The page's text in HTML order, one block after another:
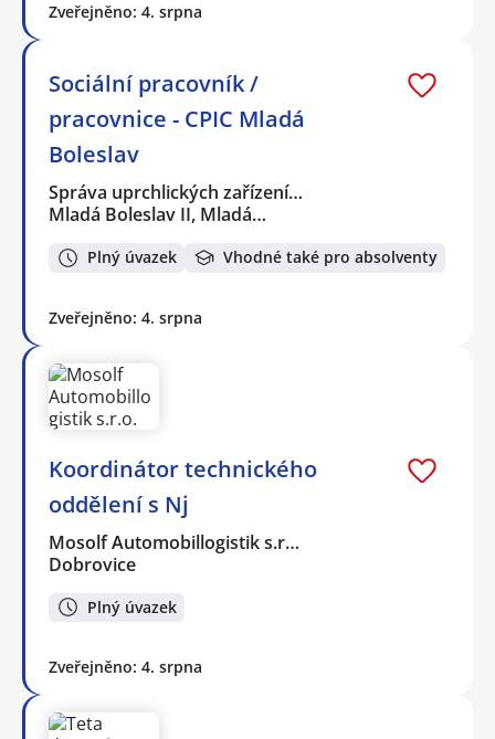
Zveřejněno: 4. srpna
Sociální pracovník /
pracovnice - CPIC Mladá
Boleslav
Správa uprchlických zařízení…
Mladá Boleslav II, Mladá…
Plný úvazek Vhodné také pro absolventy
Zveřejněno: 4. srpna
Koordinátor technického
oddělení s Nj
Mosolf Automobillogistik s.r…
Dobrovice
Plný úvazek
Zveřejněno: 4. srpna